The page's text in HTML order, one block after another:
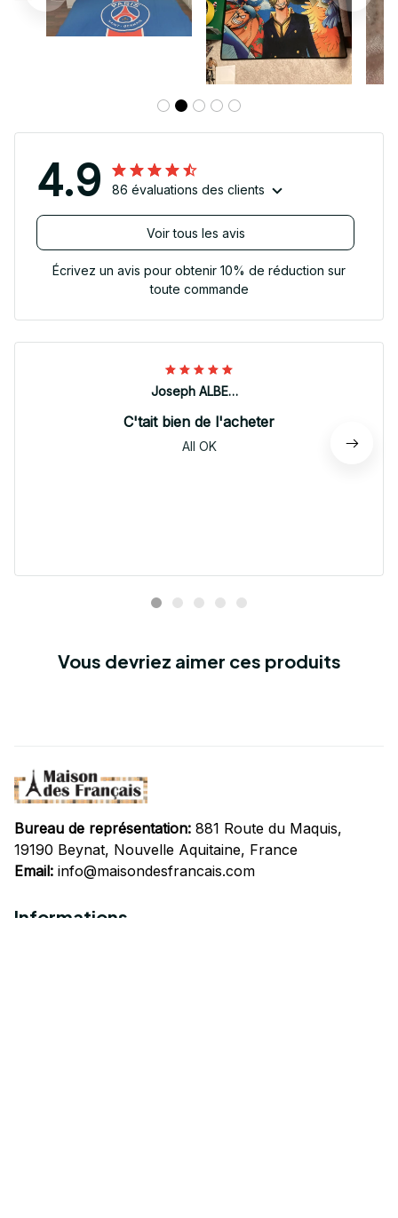
4.9 86 évaluations des clients
Voir tous les avis
Écrivez un avis pour obtenir 10% de réduction sur
toute commande
Joseph ALBERTINI
C'tait bien de l'acheter
All OK
Vous devriez aimer ces produits
Bureau de représentation: 881 Route du Maquis,
19190 Beynat, Nouvelle Aquitaine, France
Email: info@maisondesfrancais.com
Informations